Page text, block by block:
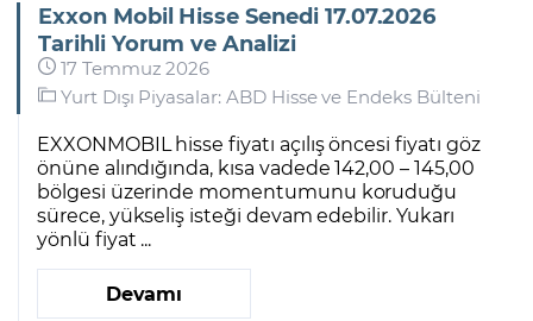
Exxon Mobil Hisse Senedi 17.07.2026
Tarihli Yorum ve Analizi
17 Temmuz 2026
Yurt Dışı Piyasalar: ABD Hisse ve Endeks Bülteni
EXXONMOBIL hisse fiyatı açılış öncesi fiyatı göz
önüne alındığında, kısa vadede 142,00 – 145,00
bölgesi üzerinde momentumunu koruduğu
sürece, yükseliş isteği devam edebilir. Yukarı
yönlü fiyat ...
Devamı